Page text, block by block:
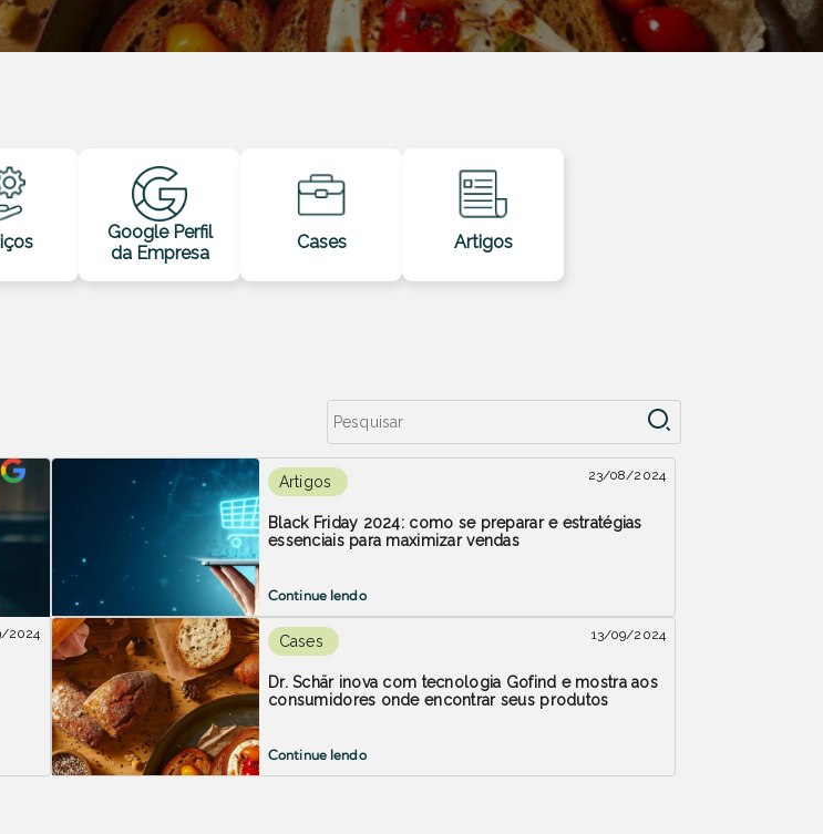
Google Perfil
da Empresa
Cases Artigos
2024
Artigos 23/08/2024
Black Friday 2024: como se preparar e estratégias
essenciais para maximizar vendas
Continue lendo
Cases 13/09/2024
Dr. Schär inova com tecnologia Gofind e mostra aos
consumidores onde encontrar seus produtos
Continue lendo